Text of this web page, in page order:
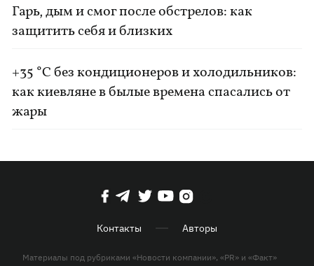
Гарь, дым и смог после обстрелов: как
защитить себя и близких
+35 °C без кондиционеров и холодильников:
как киевляне в былые времена спасались от
жары
Контакты Авторы
Материалы под рубриками «Новости компании», «PR» и «Факт»